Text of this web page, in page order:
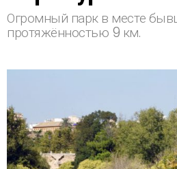
Огромный парк в месте
протяжённостью 9 км.